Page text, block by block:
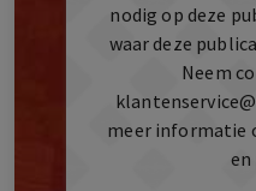
nodig op deze
waar deze
Neem
meer informatie
en